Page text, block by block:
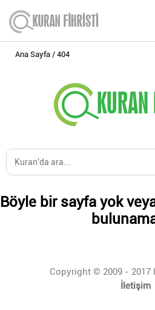
Ana Sayfa 404
Böyle bir sayfa yok
Copyright © 2009 - 2017
İletişim